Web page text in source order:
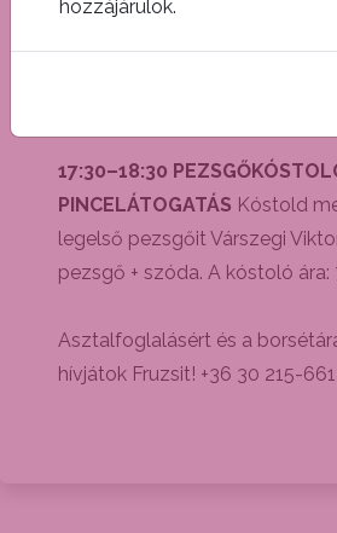
A kóstoló ára: 5 000 Ft/fő
17:30–18:30
PINCELÁTOGATÁS Kóstold
legelső pezsgőit Várszegi
pezsgő + szóda. A kóstoló
Asztalfoglalásért és a
hívjátok Fruzsit! +36 30 215-
hozzájárulok.